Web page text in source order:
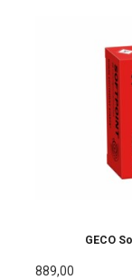
GECO
889,00